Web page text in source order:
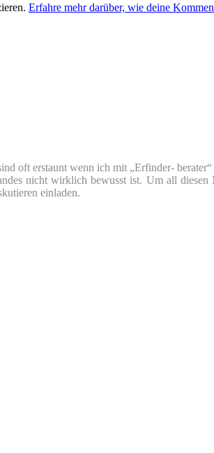
Erfahre mehr darüber, wie deine
oft erstaunt wenn ich mit „Erfinder-
nicht wirklich bewusst ist. Um all
einladen.